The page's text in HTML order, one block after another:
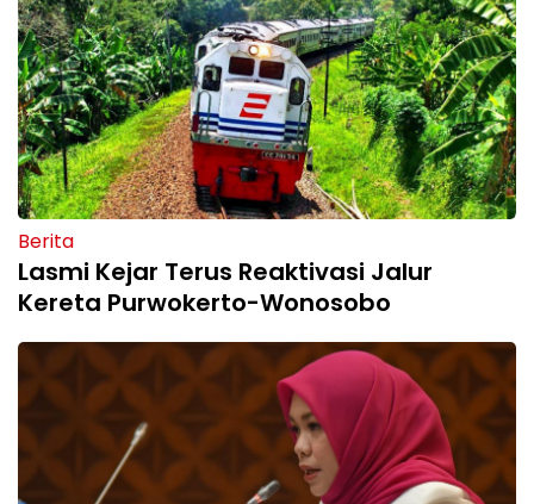
Berita
Lasmi Kejar Terus Reaktivasi Jalur
Kereta Purwokerto-Wonosobo